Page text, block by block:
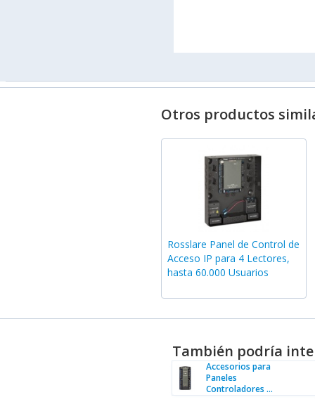
Otros productos
Rosslare Panel de Control de
Acceso IP para 4 Lectores,
hasta 60.000 Usuarios
También podría
Accesorios para
Paneles
Controladores ...